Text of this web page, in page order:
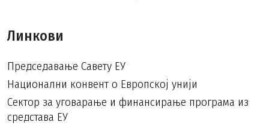
Линкови
Председавање Савету ЕУ
Национални конвент о Европској унији
Сектор за уговарање и финансирање програма из
средстава ЕУ